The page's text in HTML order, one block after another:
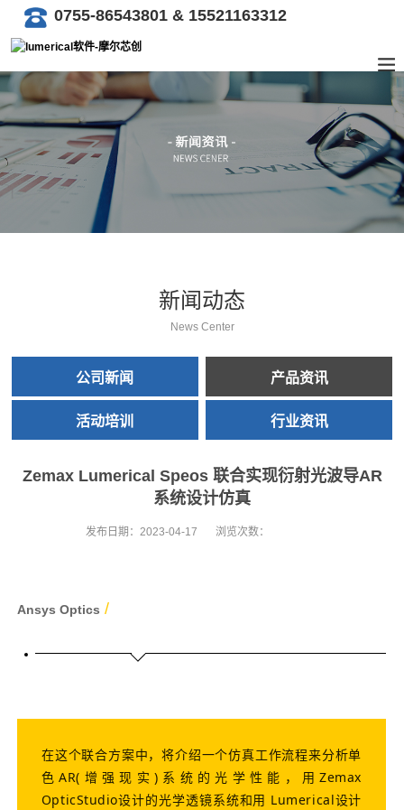
0755-86543801 & 15521163312
新闻动态
News Center
公司新闻 产品资讯
活动培训 行业资讯
Zemax Lumerical Speos 联合实现衍射光波导AR
系统设计仿真
发布日期： 2023-04-17 浏览次数：
Ansys Optics /
在这个联合方案中，将介绍一个仿真工作流程来分析单
色AR(增强现实)系统的光学性能，用Zemax
OpticStudio设计的光学透镜系统和用 Lumerical设计